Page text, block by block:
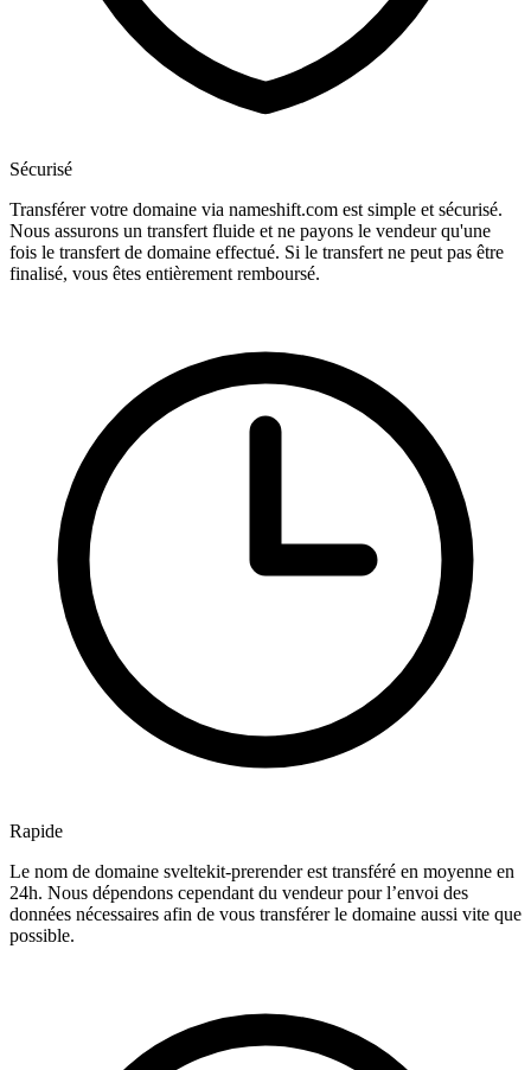
Sécurisé
Transférer votre domaine via nameshift.com est simple et sécurisé.
Nous assurons un transfert fluide et ne payons le vendeur qu'une
fois le transfert de domaine effectué. Si le transfert ne peut pas être
finalisé, vous êtes entièrement remboursé.
Rapide
Le nom de domaine sveltekit-prerender est transféré en moyenne en
24h. Nous dépendons cependant du vendeur pour l’envoi des
données nécessaires afin de vous transférer le domaine aussi vite que
possible.